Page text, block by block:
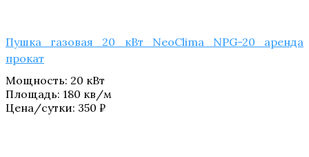
Пушка газовая 20 кВт NeoClima NPG-20 аренда
прокат
Мощность: 20 кВт
Площадь: 180 кв/м
Цена/сутки: 350 ₽